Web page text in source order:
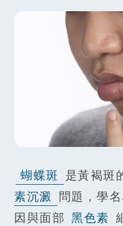
蝴蝶斑 是黃褐斑
素沉澱 問題，學
因與面部 黑色素